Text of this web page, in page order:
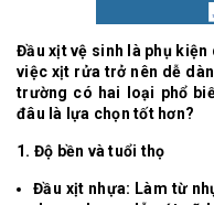
Đầu xịt vệ sinh là phụ
việc xịt rửa trở nên dễ
trường có hai loại phổ
đâu là lựa chọn tốt hơn?
1. Độ bền và tuổi thọ
Đầu xịt nhựa: Làm từ